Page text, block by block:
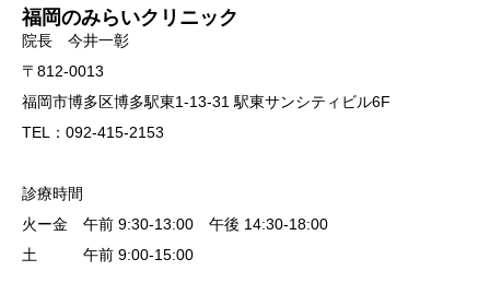
福岡のみらいクリニック
院長 今井一彰
〒812-0013
福岡市博多区博多駅東1-13-31 駅東サンシティビル6F
TEL：092-415-2153
診療時間
火ー金 午前 9:30-13:00 午後 14:30-18:00
土 午前 9:00-15:00